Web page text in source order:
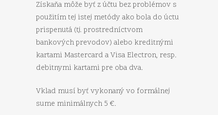
Získaňa môže byť z účtu bez problémov s
použitím tej istej metódy ako bola do úctu
prispenutá (tj. prostredníctvom
bankových prevodov) alebo kreditnými
kartami Mastercard a Visa Electron, resp.
debitnymi kartami pre oba dva.
Vklad musí byť vykonaný vo formálnej
sume minimálnych 5 €.